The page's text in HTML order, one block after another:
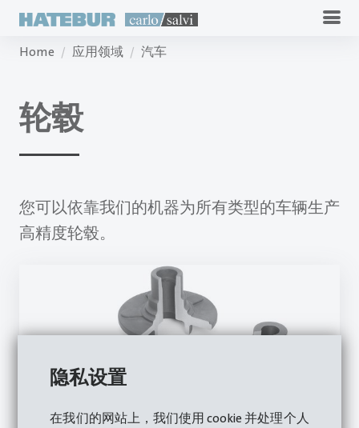
隐私设置
在我们的网站上，我们使用 cookie 并处理个人
Home 应用领域 汽车
轮毂
您可以依靠我们的机器为所有类型的车辆生产
高精度轮毂。